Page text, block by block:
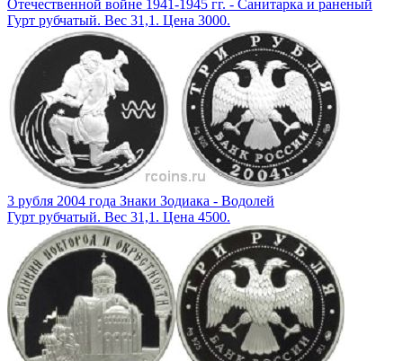
Отечественной войне 1941-1945 гг. - Санитарка и раненый
Гурт рубчатый. Вес 31,1. Цена 3000.
3 рубля 2004 года Знаки Зодиака - Водолей
Гурт рубчатый. Вес 31,1. Цена 4500.